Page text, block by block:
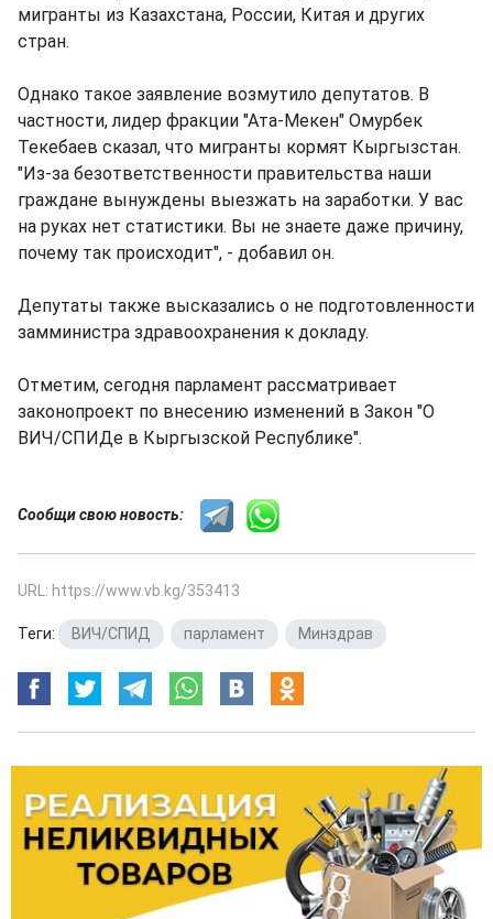
мигранты из Казахстана, России, Китая и других
стран.
Однако такое заявление возмутило депутатов. В
частности, лидер фракции "Ата-Мекен" Омурбек
Текебаев сказал, что мигранты кормят Кыргызстан.
"Из-за безответственности правительства наши
граждане вынуждены выезжать на заработки. У вас
на руках нет статистики. Вы не знаете даже причину,
почему так происходит", - добавил он.
Депутаты также высказались о не подготовленности
замминистра здравоохранения к докладу.
Отметим, сегодня парламент рассматривает
законопроект по внесению изменений в Закон "О
ВИЧ/СПИДе в Кыргызской Республике".
Сообщи свою новость:
URL: https://www.vb.kg/353413
Теги: ВИЧ/СПИД парламент Минздрав